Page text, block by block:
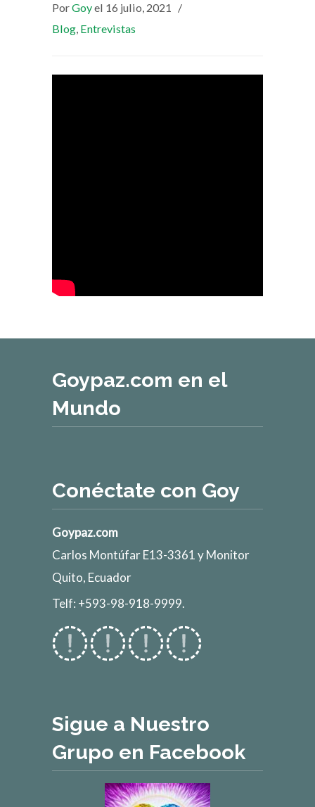
PorGoyel 16 julio, 2021
/
Blog, Entrevistas
Goypaz.com en el
Mundo
Conéctate con Goy
Goypaz.com
Carlos Montúfar E13-3361 y Monitor
Quito, Ecuador
Telf: +593-98-918-9999.
Sigue a Nuestro
Grupo en Facebook